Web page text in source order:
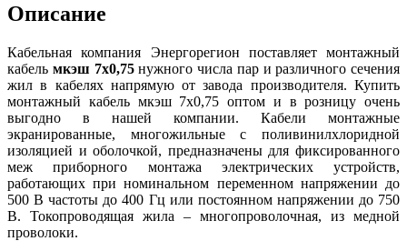
Описание
Кабельная компания Энергорегион поставляет монтажный
кабель мкэш 7х0,75нужного числа пар и различного сечения
жил в кабелях напрямую от завода производителя. Купить
монтажный кабель мкэш 7х0,75 оптом и в розницу очень
выгодно в нашей компании. Кабели монтажные
экранированные, многожильные с поливинилхлоридной
изоляцией и оболочкой, предназначены для фиксированного
меж приборного монтажа электрических устройств,
работающих при номинальном переменном напряжении до
500 В частоты до 400 Гц или постоянном напряжении до 750
В. Токопроводящая жила – многопроволочная, из медной
проволоки.